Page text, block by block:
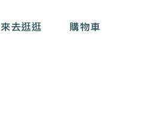
來去逛逛 購物車